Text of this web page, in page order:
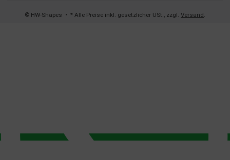
© HW-Shapes • * Alle Preise inkl. gesetzlicher USt., zzgl. Versand.